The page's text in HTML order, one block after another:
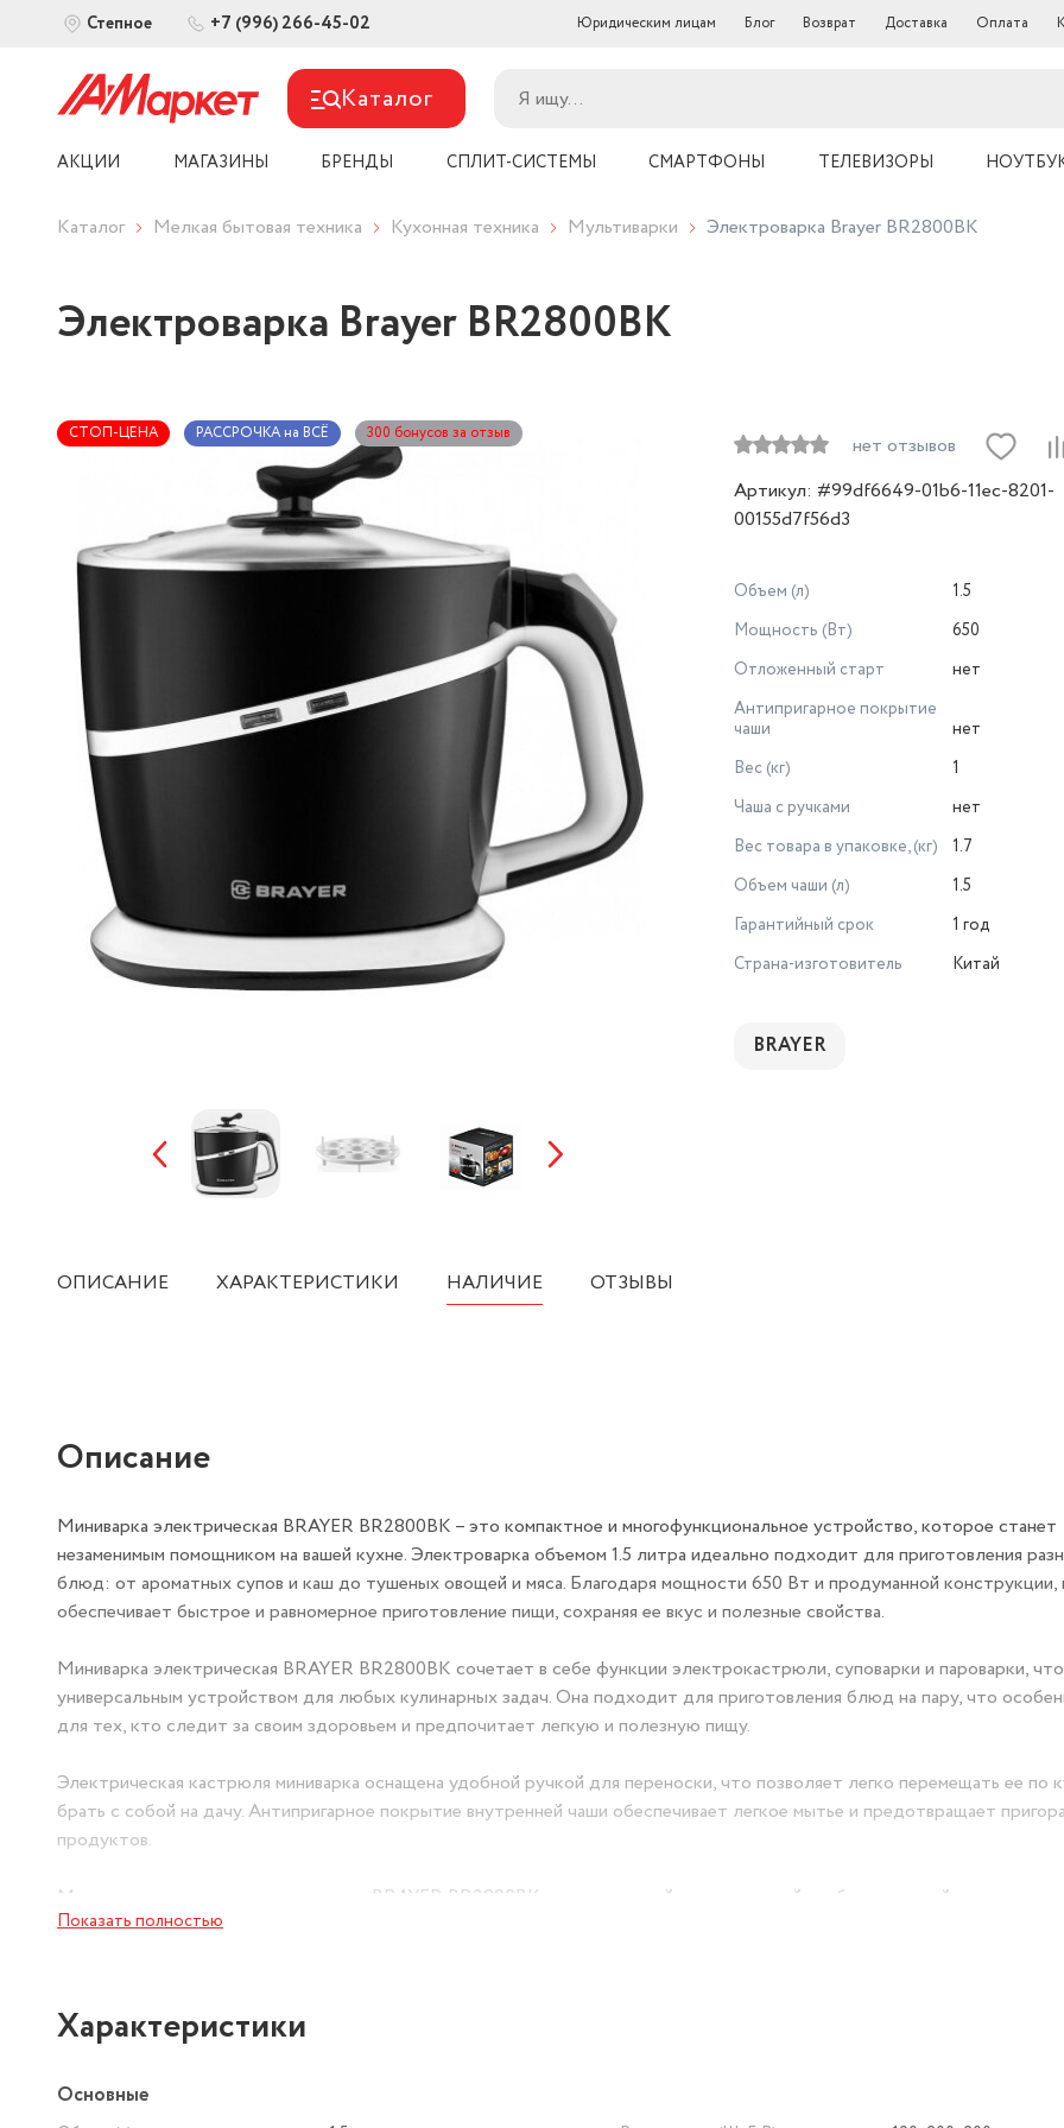
Степное +7 (996) 266-45-02 Юридическим лицам Блог Возврат Доставка Оплата
Каталог
АКЦИИ МАГАЗИНЫ БРЕНДЫ СПЛИТ-СИСТЕМЫ СМАРТФОНЫ ТЕЛЕВИЗОРЫ
Каталог Мелкая бытовая техника Кухонная техника Мультиварки Электроварка Brayer BR2800BK
Электроварка Brayer BR2800BK
СТОП-ЦЕНА РАССРОЧКА на ВСЁ 300 бонусов за отзыв
нет отзывов
Артикул: #99df6649-01b6-11ec-8201-
00155d7f56d3
Объем (л)
1.5
Мощность (Вт)
650
Отложенный старт
нет
Антипригарное покрытие
чаши
нет
Вес (кг)
1
Чаша с ручками
нет
Вес товара в упаковке, (кг)
1.7
Объем чаши (л)
1.5
Гарантийный срок
1 год
Страна-изготовитель
Китай
BRAYER
ОПИСАНИЕ ХАРАКТЕРИСТИКИ НАЛИЧИЕ ОТЗЫВЫ
Описание
Миниварка электрическая BRAYER BR2800BK – это компактное и многофункциональное устройство, которое станет
незаменимым помощником на вашей кухне. Электроварка объемом 1.5 литра идеально подходит для приготовления
блюд: от ароматных супов и каш до тушеных овощей и мяса. Благодаря мощности 650 Вт и продуманной конструкции,
обеспечивает быстрое и равномерное приготовление пищи, сохраняя ее вкус и полезные свойства.
Миниварка электрическая BRAYER BR2800BK сочетает в себе функции электрокастрюли, суповарки и пароварки,
универсальным устройством для любых кулинарных задач. Она подходит для приготовления блюд на пару, что
для тех, кто следит за своим здоровьем и предпочитает легкую и полезную пищу.
Электрическая кастрюля миниварка оснащена удобной ручкой для переноски, что позволяет легко перемещать ее по
брать с собой на дачу. Антипригарное покрытие внутренней чаши обеспечивает легкое мытье и предотвращает
продуктов.
Миниварка суповарка электрическая BRAYER BR2800BK – это стильный и современный прибор, который впишется в
интерьер. Ее черный цвет и эргономичный дизайн делают ее не только функциональной, но и эстетически
электрическая миниварка BRAYER BR2800BK – это идеальный выбор. Она подойдет как для небольших семей, так и
ценит удобство и многофункциональность.
Миниварка электрическая 1.5 литра – это не просто электрокастрюля миниварка, а настоящий помощник для тех, кто
Показать полностью
Характеристики
Основные